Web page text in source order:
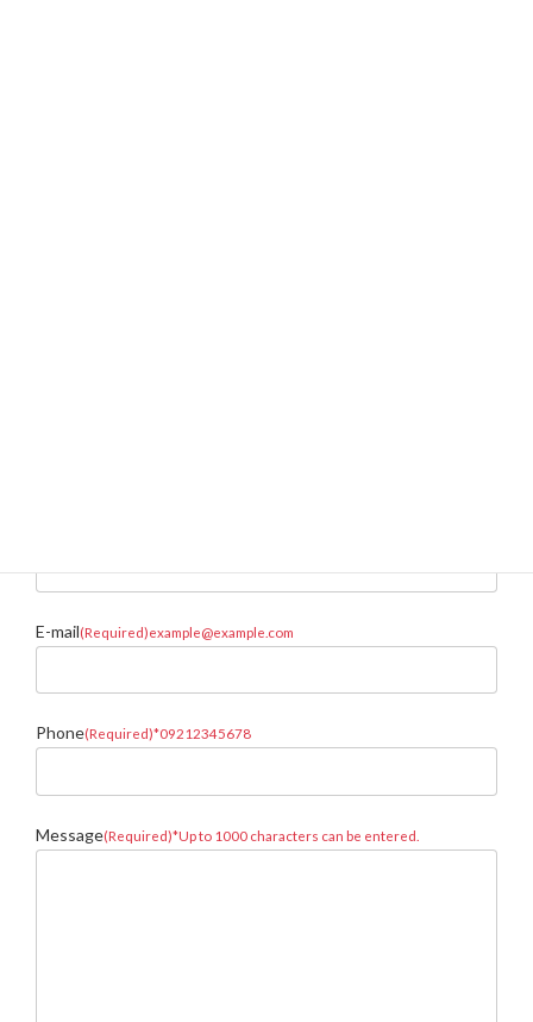
E-mail(Required)example@example.com
Phone(Required)*09212345678
Message(Required)*Up to 1000 characters can be entered.